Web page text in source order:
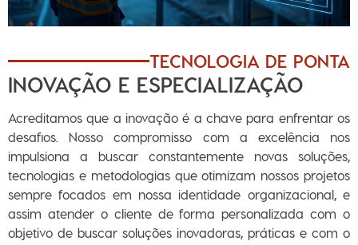
TECNOLOGIA DE PONTA
INOVAÇÃO E ESPECIALIZAÇÃO
Acreditamos que a inovação é a chave para enfrentar os
desafios. Nosso compromisso com a excelência nos
impulsiona a buscar constantemente novas soluções,
tecnologias e metodologias que otimizam nossos projetos
sempre focados em nossa identidade organizacional, e
assim atender o cliente de forma personalizada com o
objetivo de buscar soluções inovadoras, práticas e com o